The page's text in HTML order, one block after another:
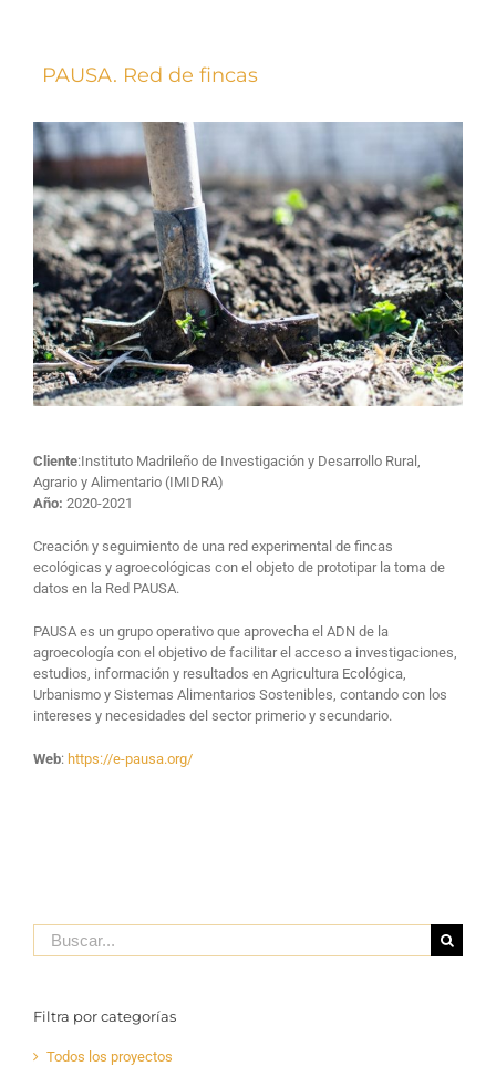
PAUSA. Red de fincas
Cliente:Instituto Madrileño de Investigación y Desarrollo Rural,
Agrario y Alimentario (IMIDRA)
Año: 2020-2021
Creación y seguimiento de una red experimental de fincas
ecológicas y agroecológicas con el objeto de prototipar la toma de
datos en la Red PAUSA.
PAUSA es un grupo operativo que aprovecha el ADN de la
agroecología con el objetivo de facilitar el acceso a investigaciones,
estudios, información y resultados en Agricultura Ecológica,
Urbanismo y Sistemas Alimentarios Sostenibles, contando con los
intereses y necesidades del sector primerio y secundario.
Web: https://e-pausa.org/
Buscar:
Filtra por categorías
Todos los proyectos